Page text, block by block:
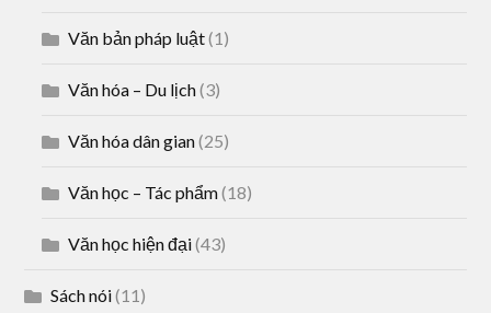
Văn bản pháp luật(1)
Văn hóa – Du lịch(3)
Văn hóa dân gian(25)
Văn học – Tác phẩm(18)
Văn học hiện đại(43)
Sách nói(11)